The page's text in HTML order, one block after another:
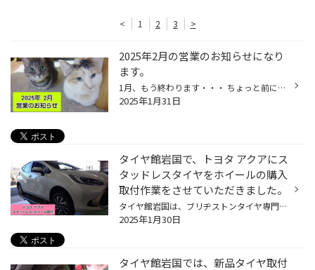
< 1 2 3 >
2025年2月の営業のお知らせになり
ます。
1月、もう終わります・・・ ちょっと前に年末年始だったよね？！ 時の流れは恐ろしいです。 さて、2025年2月の営業のお知らせになります。 2/5(水) 2/12(水) 2/19(水) 2/26(水) になります。 こちらが定休日なのでそれ以外なら大丈夫です。 週明けぐらいから最低気温がマイナスの日もでてきますので...
2025年1月31日
タイヤ館岩国で、トヨタ アクアにス
タッドレスタイヤをホイールの購入
取付作業をさせていただきました。
タイヤ館岩国は、ブリヂストンタイヤ専門店になります。 今回はお電話で問い合わせをくださったお客様からの依頼でスタッドレスタイヤとホイールセットの購入取付作業をさせていただきました。 今回取り付けするスタッドレスタイヤとホイールセットはコチラ！ エコフォルム CRS20 アイスパートナー2...
2025年1月30日
タイヤ館岩国では、新品タイヤ取付